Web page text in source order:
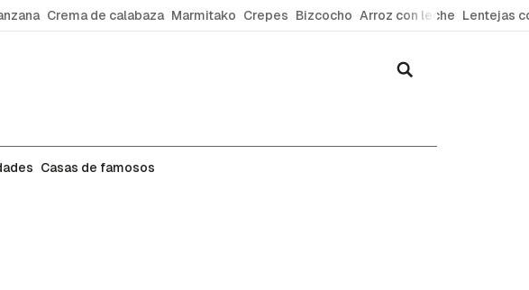
Crema de calabaza Marmitako Crepes Bizcocho Arroz con leche Lentejas
Casas de famosos